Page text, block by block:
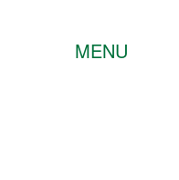
MENU